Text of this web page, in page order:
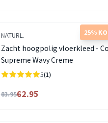
25%
NATURL.
Zacht hoogpolig vloerkleed -
Supreme Wavy Creme
5(1)
83.9562.95